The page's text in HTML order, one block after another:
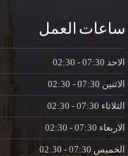
ساعات العمل
الاحد
الاثنين
الثلاثاء
الاربعاء
الخميس